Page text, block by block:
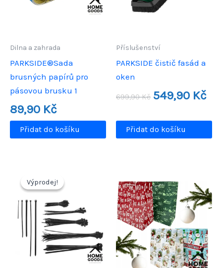
Dilna a zahrada
PARKSIDE®Sada
brusných papírů pro
pásovou brusku 1
89,90 Kč
Přidat do košíku
Příslušenství
PARKSIDE čistič fasád a
oken
699,90Kč
Původní
cena
699,90 Kč.
549,90 Kč
Přidat do košíku
Výprodej!
Výprodej!